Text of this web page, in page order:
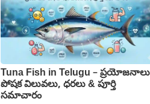
Tuna Fish in Telugu –
పోషక విలువలు, ధరలు & పూర్తి
సమాచారం